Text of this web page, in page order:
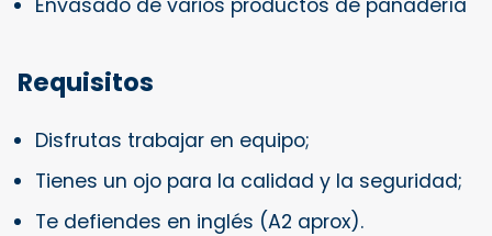
Envasado de varios productos de panadería
Requisitos
Disfrutas trabajar en equipo;
Tienes un ojo para la calidad y la seguridad;
Te defiendes en inglés (A2 aprox).